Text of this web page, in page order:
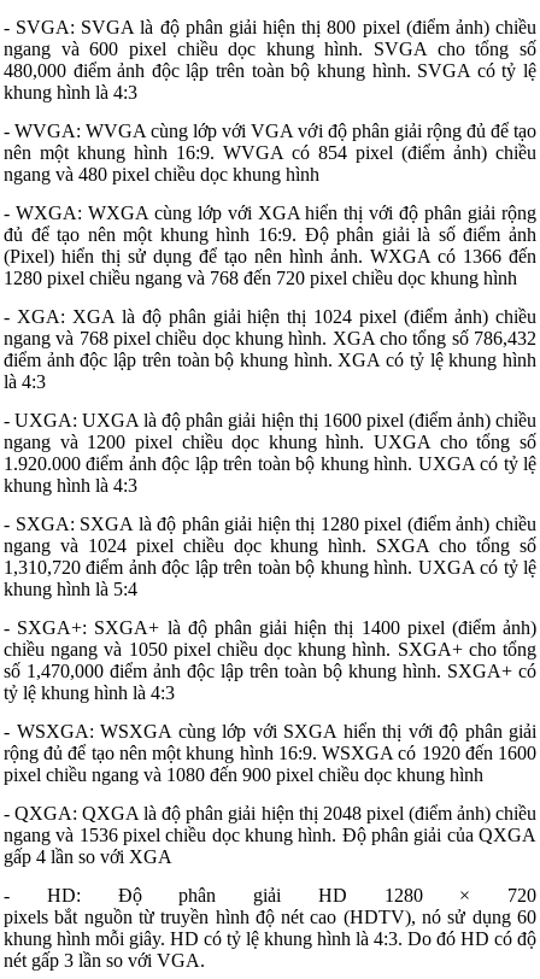
- SVGA: SVGA là độ phân giải hiện thị 800 pixel (điểm ảnh) chiều
ngang và 600 pixel chiều dọc khung hình. SVGA cho tổng số
480,000 điểm ảnh độc lập trên toàn bộ khung hình. SVGA có tỷ lệ
khung hình là 4:3
- WVGA: WVGA cùng lớp với VGA với độ phân giải rộng đủ để tạo
nên một khung hình 16:9. WVGA có 854 pixel (điểm ảnh) chiều
ngang và 480 pixel chiều dọc khung hình
- WXGA: WXGA cùng lớp với XGA hiển thị với độ phân giải rộng
đủ để tạo nên một khung hình 16:9. Độ phân giải là số điểm ảnh
(Pixel) hiển thị sử dụng để tạo nên hình ảnh. WXGA có 1366 đến
1280 pixel chiều ngang và 768 đến 720 pixel chiều dọc khung hình
- XGA: XGA là độ phân giải hiện thị 1024 pixel (điểm ảnh) chiều
ngang và 768 pixel chiều dọc khung hình. XGA cho tổng số 786,432
điểm ảnh độc lập trên toàn bộ khung hình. XGA có tỷ lệ khung hình
là 4:3
- UXGA: UXGA là độ phân giải hiện thị 1600 pixel (điểm ảnh) chiều
ngang và 1200 pixel chiều dọc khung hình. UXGA cho tổng số
1.920.000 điểm ảnh độc lập trên toàn bộ khung hình. UXGA có tỷ lệ
khung hình là 4:3
- SXGA: SXGA là độ phân giải hiện thị 1280 pixel (điểm ảnh) chiều
ngang và 1024 pixel chiều dọc khung hình. SXGA cho tổng số
1,310,720 điểm ảnh độc lập trên toàn bộ khung hình. UXGA có tỷ lệ
khung hình là 5:4
- SXGA+: SXGA+ là độ phân giải hiện thị 1400 pixel (điểm ảnh)
chiều ngang và 1050 pixel chiều dọc khung hình. SXGA+ cho tổng
số 1,470,000 điểm ảnh độc lập trên toàn bộ khung hình. SXGA+ có
tỷ lệ khung hình là 4:3
- WSXGA: WSXGA cùng lớp với SXGA hiển thị với độ phân giải
rộng đủ để tạo nên một khung hình 16:9. WSXGA có 1920 đến 1600
pixel chiều ngang và 1080 đến 900 pixel chiều dọc khung hình
- QXGA: QXGA là độ phân giải hiện thị 2048 pixel (điểm ảnh) chiều
ngang và 1536 pixel chiều dọc khung hình. Độ phân giải của QXGA
gấp 4 lần so với XGA
- HD: Độ phân giải HD 1280 × 720
pixels bắt nguồn từ truyền hình độ nét cao (HDTV), nó sử dụng 60
khung hình mỗi giây. HD có tỷ lệ khung hình là 4:3. Do đó HD có độ
nét gấp 3 lần so với VGA.